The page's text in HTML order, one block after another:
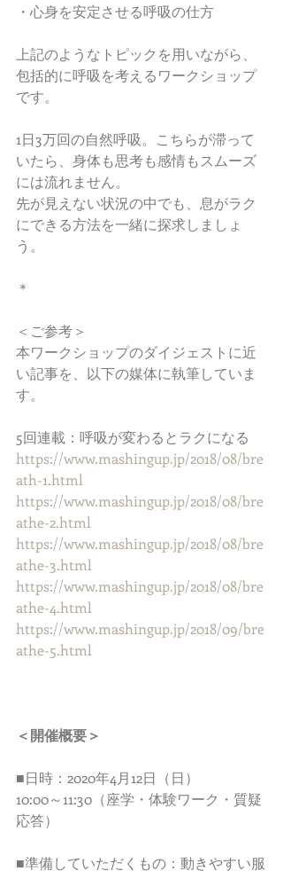
・心身を安定させる呼吸の仕方
上記のようなトピックを用いながら、
包括的に呼吸を考えるワークショップ
です。
1日3万回の自然呼吸。こちらが滞って
いたら、身体も思考も感情もスムーズ
には流れません。
先が見えない状況の中でも、息がラク
にできる方法を一緒に探求しましょ
う。
＊
＜ご参考＞
本ワークショップのダイジェストに近
い記事を、以下の媒体に執筆していま
す。
5回連載：呼吸が変わるとラクになる
https://www.mashingup.jp/2018/08/bre
ath-1.html
https://www.mashingup.jp/2018/08/bre
athe-2.html
https://www.mashingup.jp/2018/08/bre
athe-3.html
https://www.mashingup.jp/2018/08/bre
athe-4.html
https://www.mashingup.jp/2018/09/bre
athe-5.html
＜開催概要＞
■日時：2020年4月12日（日）
10:00～11:30（座学・体験ワーク・質疑
応答）
■準備していただくもの：動きやすい服